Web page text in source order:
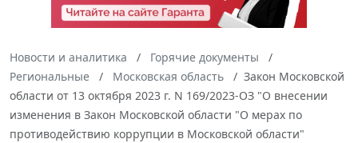
Новости и аналитика
Горячие документы
Региональные
Московская область
Закон Московской
области от 13 октября 2023 г. N 169/2023-ОЗ "О внесении
изменения в Закон Московской области "О мерах по
противодействию коррупции в Московской области"